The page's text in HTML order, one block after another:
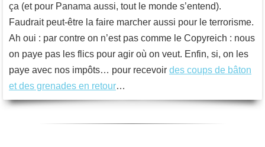
ça (et pour Panama aussi, tout le monde s’entend).
Faudrait peut-être la faire marcher aussi pour le terrorisme.
Ah oui : par contre on n’est pas comme le Copyreich : nous
on paye pas les flics pour agir où on veut. Enfin, si, on les
paye avec nos impôts… pour recevoir des coups de bâton
et des grenades en retour…